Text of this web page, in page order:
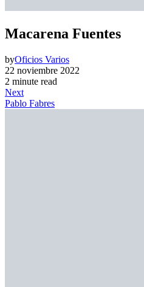
Macarena Fuentes
byOficios Varios
22 noviembre 2022
2 minute read
Next
Pablo Fabres